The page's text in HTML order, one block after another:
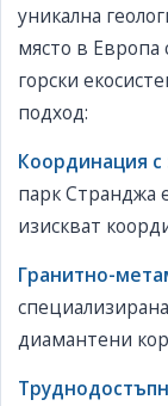
уникална
място в Европа
горски
подход:
Координация
парк Странджа
изискват
Гранитно-
диамантени